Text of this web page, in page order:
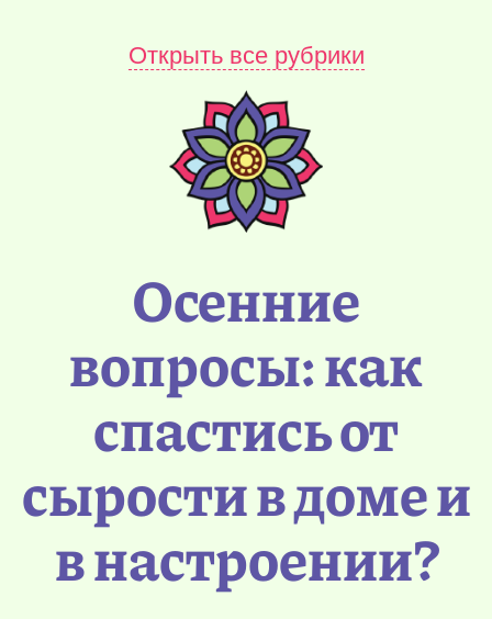
Открыть все рубрики
Осенние
вопросы: как
спастись от
сырости в доме и
в настроении?